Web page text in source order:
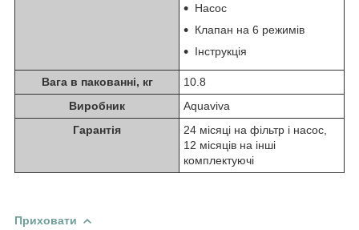
Насос
Клапан на 6 режимів
Інструкція
Вага в пакованні, кг
10.8
Виробник
Aquaviva
Гарантія
24 місяці на фільтр і насос,
12 місяців на інші
комплектуючі
Приховати